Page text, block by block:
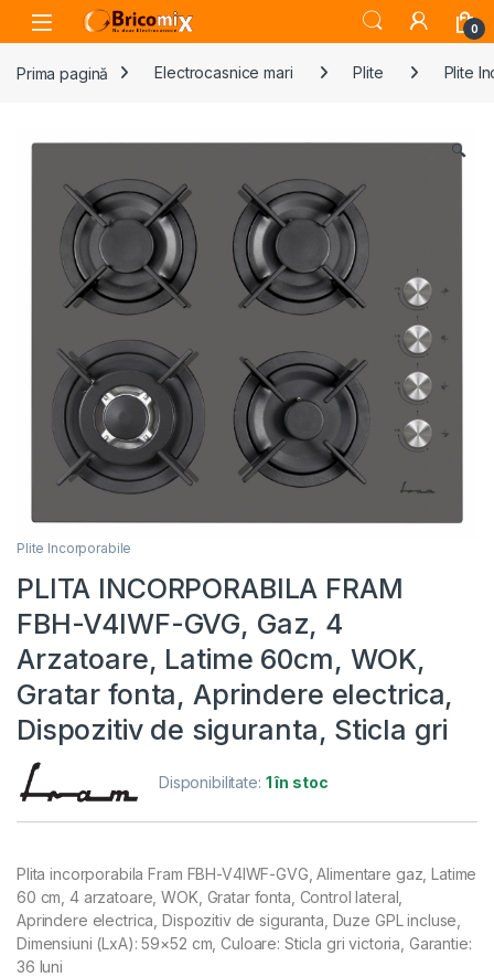
Skip to navigation
Skip to content
Open 0
Prima pagină Electrocasnice mari Plite Plite
🔍
Plite Incorporabile
PLITA INCORPORABILA FRAM
FBH-V4IWF-GVG, Gaz, 4
Arzatoare, Latime 60cm, WOK,
Gratar fonta, Aprindere electrica,
Dispozitiv de siguranta, Sticla gri
Disponibilitate: 1 în stoc
Plita incorporabila Fram FBH-V4IWF-GVG, Alimentare gaz, Latime
60 cm, 4 arzatoare, WOK, Gratar fonta, Control lateral,
Aprindere electrica, Dispozitiv de siguranta, Duze GPL incluse,
Dimensiuni (LxA): 59×52 cm, Culoare: Sticla gri victoria, Garantie:
36 luni